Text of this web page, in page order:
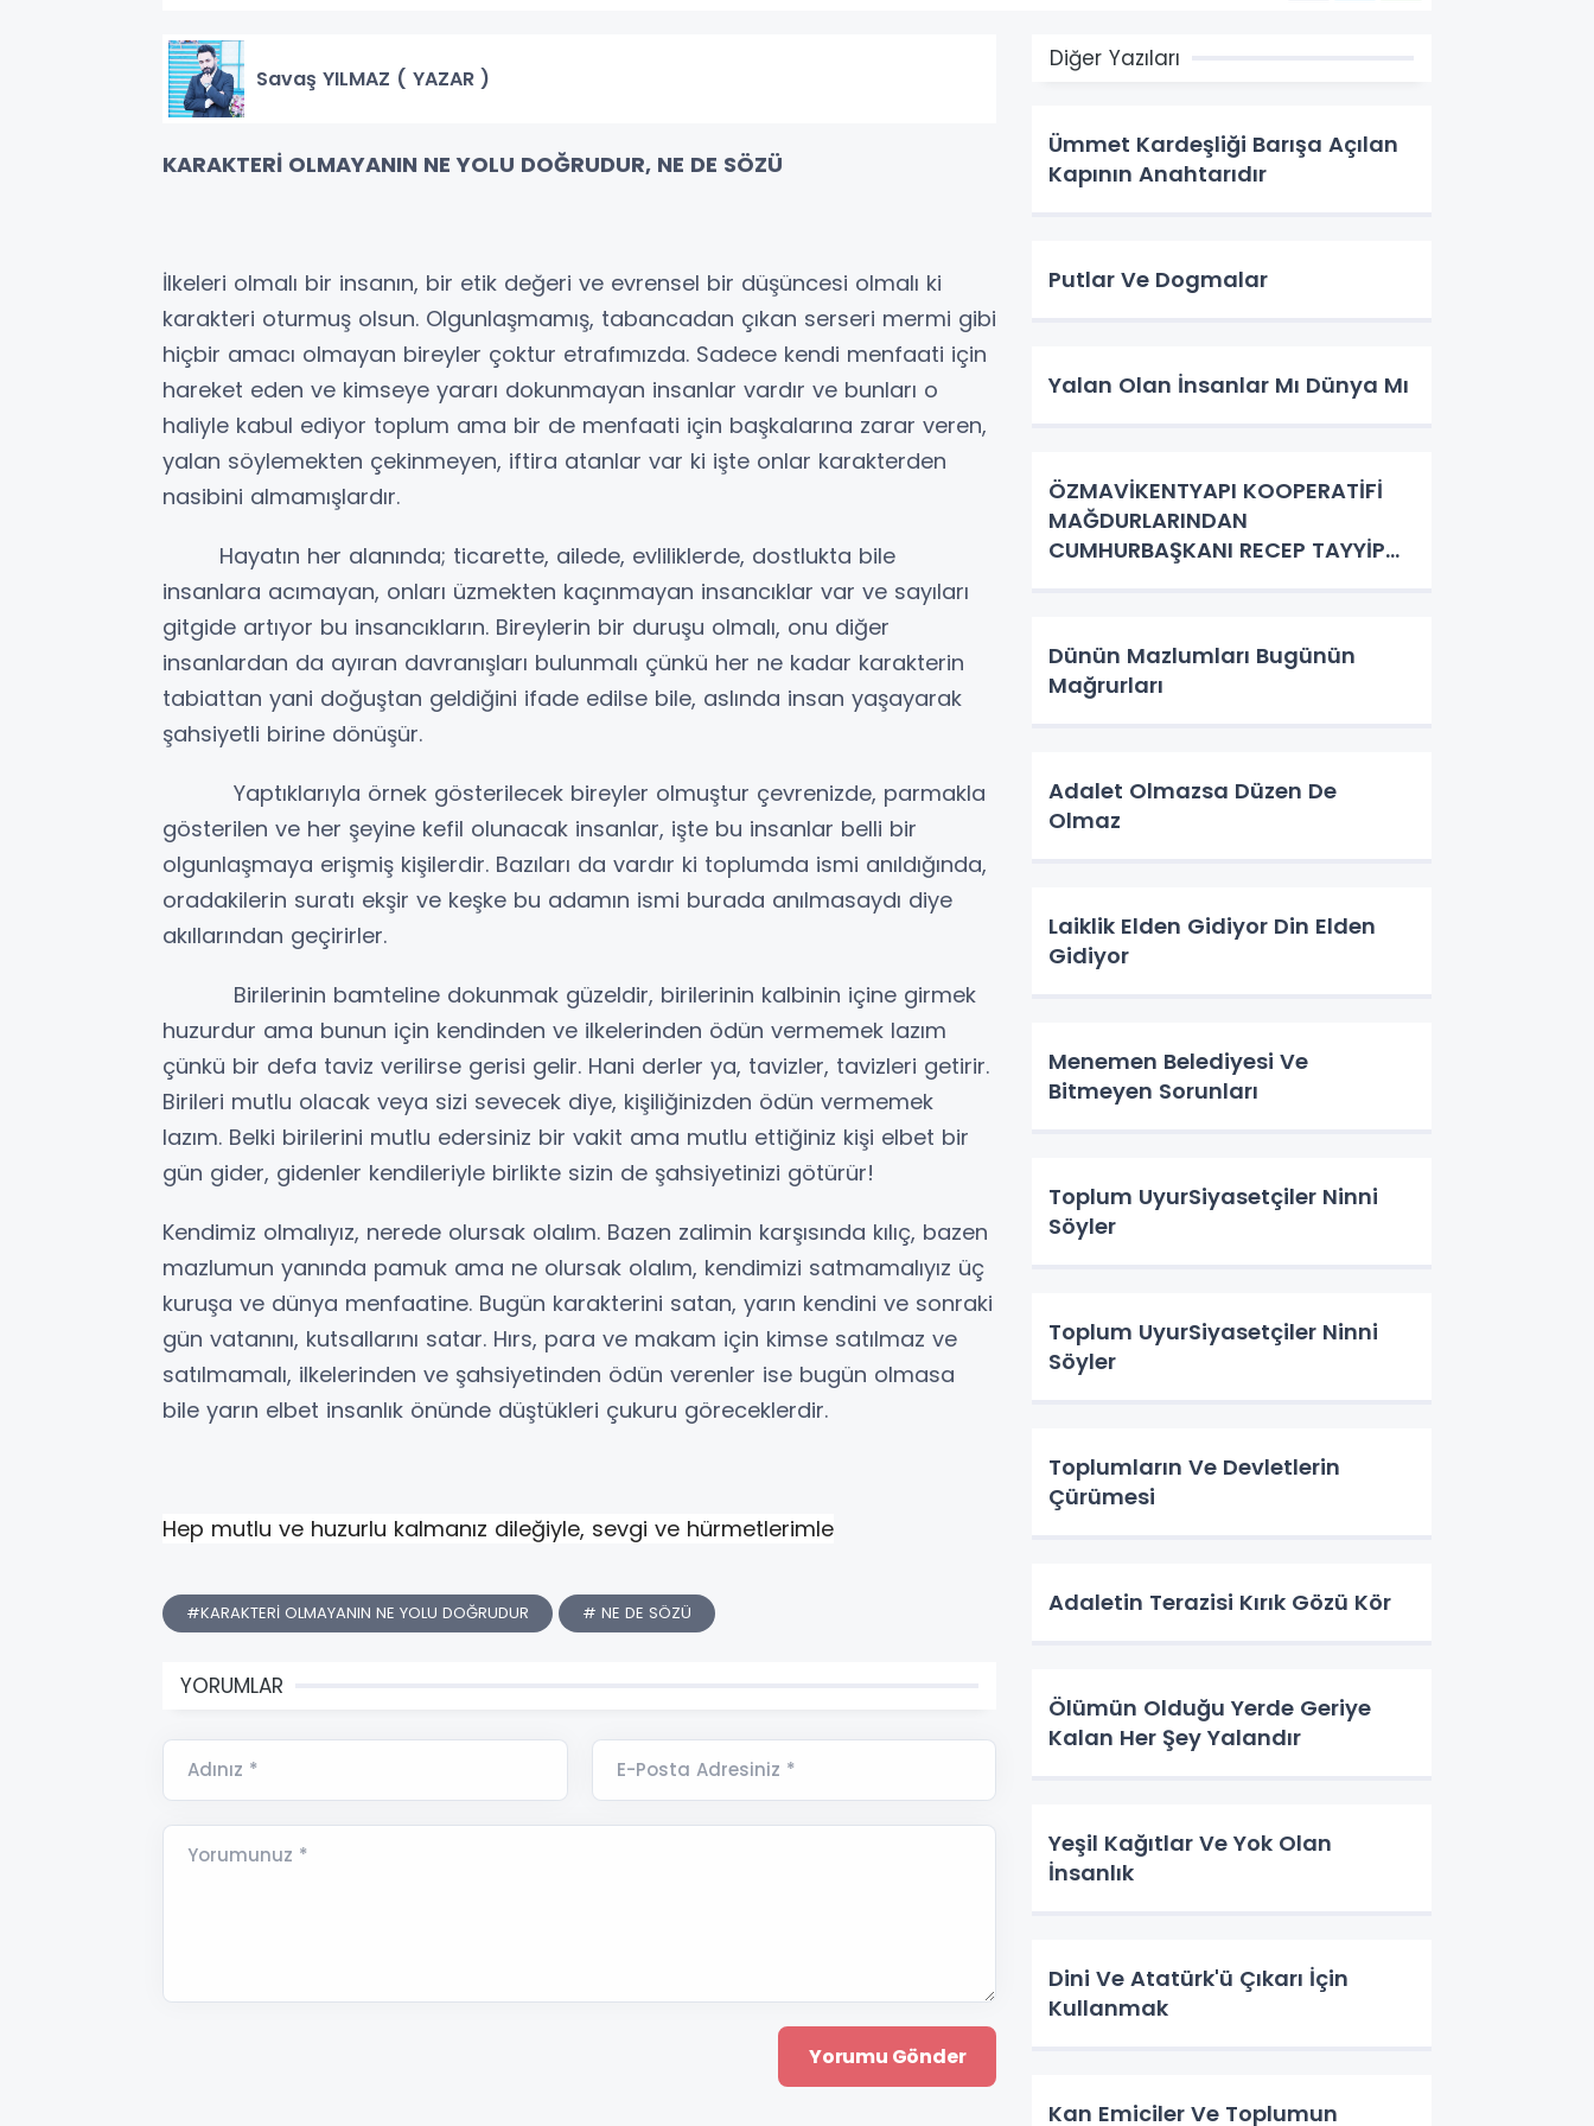
Savaş YILMAZ ( YAZAR )
KARAKTERİ OLMAYANIN NE YOLU DOĞRUDUR, NE DE SÖZÜ
İlkeleri olmalı bir insanın, bir etik değeri ve evrensel bir düşüncesi olmalı ki
karakteri oturmuş olsun. Olgunlaşmamış, tabancadan çıkan serseri mermi gibi
hiçbir amacı olmayan bireyler çoktur etrafımızda. Sadece kendi menfaati için
hareket eden ve kimseye yararı dokunmayan insanlar vardır ve bunları o
haliyle kabul ediyor toplum ama bir de menfaati için başkalarına zarar veren,
yalan söylemekten çekinmeyen, iftira atanlar var ki işte onlar karakterden
nasibini almamışlardır.
Hayatın her alanında; ticarette, ailede, evliliklerde, dostlukta bile
insanlara acımayan, onları üzmekten kaçınmayan insancıklar var ve sayıları
gitgide artıyor bu insancıkların. Bireylerin bir duruşu olmalı, onu diğer
insanlardan da ayıran davranışları bulunmalı çünkü her ne kadar karakterin
tabiattan yani doğuştan geldiğini ifade edilse bile, aslında insan yaşayarak
şahsiyetli birine dönüşür.
Yaptıklarıyla örnek gösterilecek bireyler olmuştur çevrenizde, parmakla
gösterilen ve her şeyine kefil olunacak insanlar, işte bu insanlar belli bir
olgunlaşmaya erişmiş kişilerdir. Bazıları da vardır ki toplumda ismi anıldığında,
oradakilerin suratı ekşir ve keşke bu adamın ismi burada anılmasaydı diye
akıllarından geçirirler.
Birilerinin bamteline dokunmak güzeldir, birilerinin kalbinin içine girmek
huzurdur ama bunun için kendinden ve ilkelerinden ödün vermemek lazım
çünkü bir defa taviz verilirse gerisi gelir. Hani derler ya, tavizler, tavizleri getirir.
Birileri mutlu olacak veya sizi sevecek diye, kişiliğinizden ödün vermemek
lazım. Belki birilerini mutlu edersiniz bir vakit ama mutlu ettiğiniz kişi elbet bir
gün gider, gidenler kendileriyle birlikte sizin de şahsiyetinizi götürür!
Kendimiz olmalıyız, nerede olursak olalım. Bazen zalimin karşısında kılıç, bazen
mazlumun yanında pamuk ama ne olursak olalım, kendimizi satmamalıyız üç
kuruşa ve dünya menfaatine. Bugün karakterini satan, yarın kendini ve sonraki
gün vatanını, kutsallarını satar. Hırs, para ve makam için kimse satılmaz ve
satılmamalı, ilkelerinden ve şahsiyetinden ödün verenler ise bugün olmasa
bile yarın elbet insanlık önünde düştükleri çukuru göreceklerdir.
Hep mutlu ve huzurlu kalmanız dileğiyle, sevgi ve hürmetlerimle
#KARAKTERİ OLMAYANIN NE YOLU DOĞRUDUR # NE DE SÖZÜ
YORUMLAR
Adınız * E-Posta Adresiniz *
Yorumunuz *
Diğer Yazıları
Ümmet Kardeşliği Barışa Açılan
Kapının Anahtarıdır
Putlar Ve Dogmalar
Yalan Olan İnsanlar Mı Dünya Mı
ÖZMAVİKENTYAPI KOOPERATİFİ
MAĞDURLARINDAN
CUMHURBAŞKANI RECEP TAYYİP
Dünün Mazlumları Bugünün
Mağrurları
Adalet Olmazsa Düzen De
Olmaz
Laiklik Elden Gidiyor Din Elden
Gidiyor
Menemen Belediyesi Ve
Bitmeyen Sorunları
Toplum UyurSiyasetçiler Ninni
Söyler
Toplum UyurSiyasetçiler Ninni
Söyler
Toplumların Ve Devletlerin
Çürümesi
Adaletin Terazisi Kırık Gözü Kör
Ölümün Olduğu Yerde Geriye
Kalan Her Şey Yalandır
Yeşil Kağıtlar Ve Yok Olan
İnsanlık
Dini Ve Atatürk'ü Çıkarı İçin
Kullanmak
Kan Emiciler Ve Toplumun